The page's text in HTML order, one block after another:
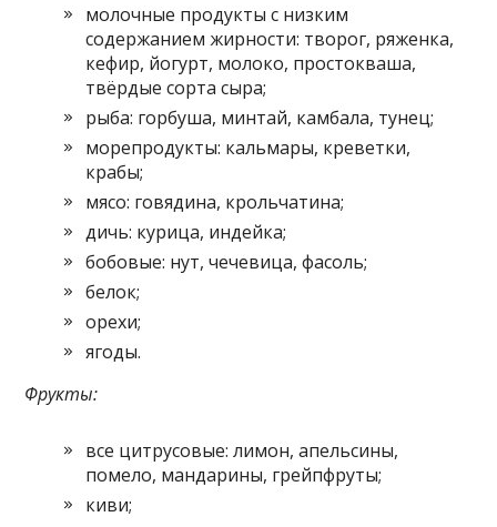
молочные продукты с низким
содержанием жирности: творог, ряженка,
кефир, йогурт, молоко, простокваша,
твёрдые сорта сыра;
рыба: горбуша, минтай, камбала, тунец;
морепродукты: кальмары, креветки,
крабы;
мясо: говядина, крольчатина;
дичь: курица, индейка;
бобовые: нут, чечевица, фасоль;
белок;
орехи;
ягоды.
Фрукты:
все цитрусовые: лимон, апельсины,
помело, мандарины, грейпфруты;
киви;